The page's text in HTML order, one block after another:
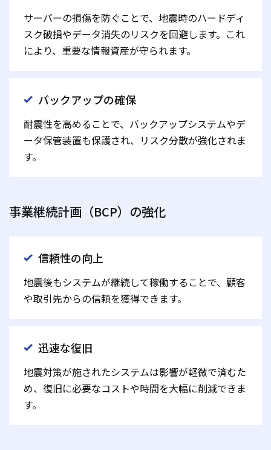
サーバーの損傷を防ぐことで、地震時のハードディ
スク破損やデータ消失のリスクを回避します。これ
により、重要な情報資産が守られます。
バックアップの確保
耐震性を高めることで、バックアップシステムやデ
ータ保管装置も保護され、リスク分散が強化されま
す。
事業継続計画（BCP）の強化
信頼性の向上
地震後もシステムが継続して稼働することで、顧客
や取引先からの信頼を獲得できます。
迅速な復旧
地震対策が施されたシステムは影響が軽微で済むた
め、復旧に必要なコストや時間を大幅に削減できま
す。